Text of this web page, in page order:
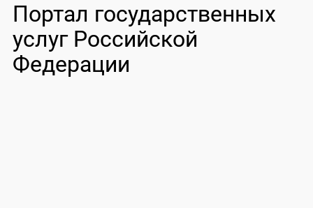
Портал государственных
услуг Российской
Федерации